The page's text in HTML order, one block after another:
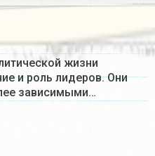
жизни
и роль лидеров. Они
зависимыми…